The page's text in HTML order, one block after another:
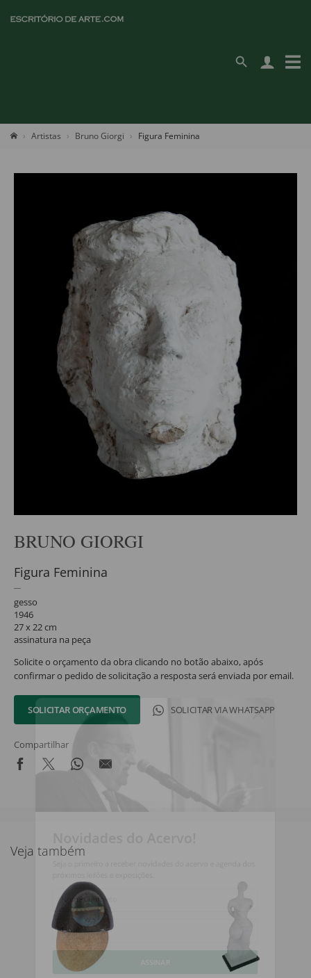
Artistas Bruno Giorgi Figura Feminina
BRUNO GIORGI
Figura Feminina
gesso
1946
27 x 22 cm
assinatura na peça
Solicite o orçamento da obra clicando no botão abaixo, após
confirmar o pedido de solicitação a resposta será enviada por email.
SOLICITAR ORÇAMENTO SOLICITAR VIA WHATSAPP
Compartilhar
Veja também
próximos leilões e exposições.
Nome Completo